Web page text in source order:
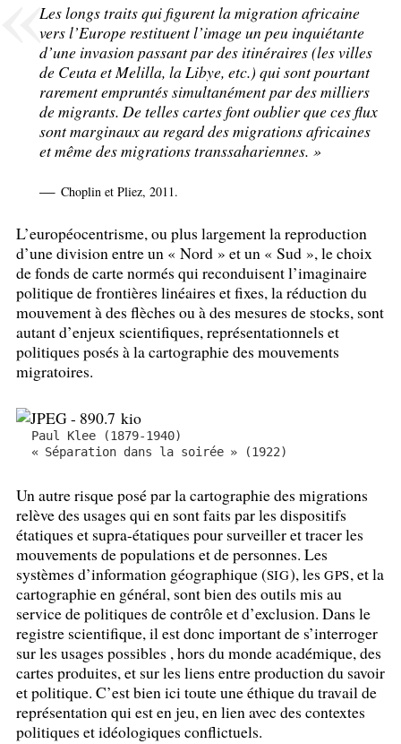
Les longs traits qui figurent la migration africaine
vers l’Europe restituent l’image un peu inquiétante
d’une invasion passant par des itinéraires (les villes
de Ceuta et Melilla, la Libye, etc.) qui sont pourtant
rarement empruntés simultanément par des milliers
de migrants. De telles cartes font oublier que ces flux
sont marginaux au regard des migrations africaines
et même des migrations transsahariennes. »
—Choplin et Pliez, 2011.
L’européocentrisme, ou plus largement la reproduction
d’une division entre un « Nord » et un « Sud », le choix
de fonds de carte normés qui reconduisent l’imaginaire
politique de frontières linéaires et fixes, la réduction du
mouvement à des flèches ou à des mesures de stocks, sont
autant d’enjeux scientifiques, représentationnels et
politiques posés à la cartographie des mouvements
migratoires.
Paul Klee (1879-1940)
« Séparation dans la soirée » (1922)
Un autre risque posé par la cartographie des migrations
relève des usages qui en sont faits par les dispositifs
étatiques et supra-étatiques pour surveiller et tracer les
mouvements de populations et de personnes. Les
systèmes d’information géographique (SIG), les GPS, et la
cartographie en général, sont bien des outils mis au
service de politiques de contrôle et d’exclusion. Dans le
registre scientifique, il est donc important de s’interroger
sur les usages possibles , hors du monde académique, des
cartes produites, et sur les liens entre production du savoir
et politique. C’est bien ici toute une éthique du travail de
représentation qui est en jeu, en lien avec des contextes
politiques et idéologiques conflictuels.